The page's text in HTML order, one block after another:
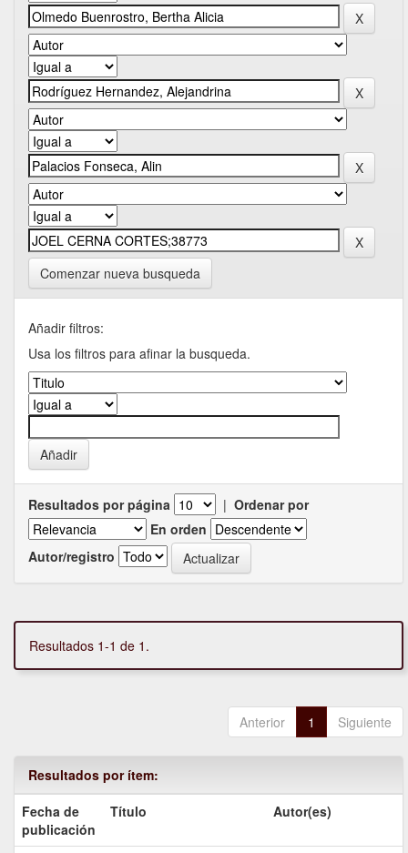
Comenzar nueva busqueda
Añadir filtros:
Usa los filtros para afinar la busqueda.
Resultados por página | Ordenar por
En orden
Autor/registro
Resultados 1-1 de 1.
Anterior 1 Siguiente
Resultados por ítem:
Fecha de
publicación
Título Autor(es)